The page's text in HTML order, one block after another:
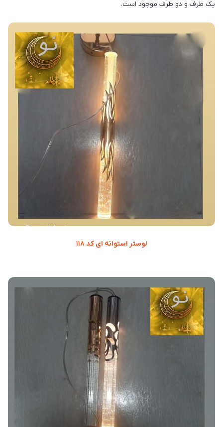
یک طرف و دو طرف موجود است.
لوستر استوانه ای کد ۱۱۸